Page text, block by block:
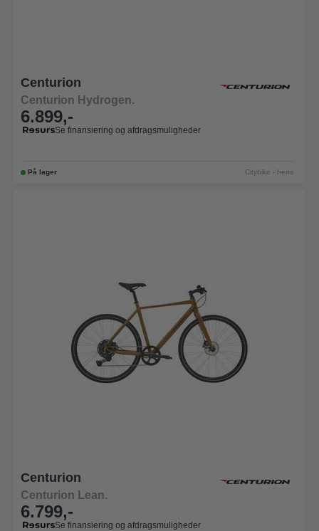
Centurion
Centurion Hydrogen.
6.899,-
Se finansiering og afdragsmuligheder
På lager Citybike - herre
Centurion
Centurion Lean.
6.799,-
Se finansiering og afdragsmuligheder